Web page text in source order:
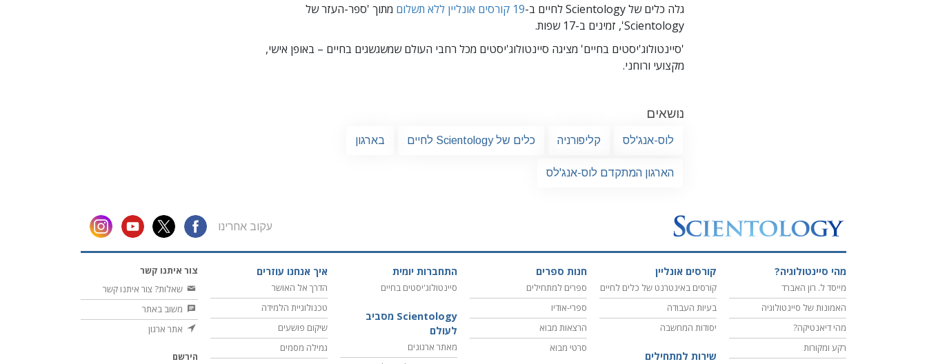
גלה כלים של Scientology לחיים ב-
19 קורסים אונליין ללא תשלום
מתוך 'ספר-העזר של
Scientology', זמינים ב-17 שפות.
'סיינטולוג'יסטים בחיים' מציגה סיינטולוג'יסטים מכל רחבי העולם שמשגשגים בחיים – באופן אישי,
מקצועי ורוחני.
נושאים
לוס-אנג'לס קליפורניה כלים של Scientology לחיים בארגון
הארגון המתקדם לוס-אנג'לס
עקוב אחרינו
מהי סיינטולוגיה?
מייסד ל. רון האברד
האמונות של סיינטולוגיה
מהי דיאנטיקה?
רקע ומקורות
קורסים אונליין
קורסים באינטרנט של כלים לחיים
בעיות העבודה
יסודות המחשבה
שירות למתחילים
חנות ספרים
ספרים למתחילים
ספרי-אודיו
הרצאות מבוא
סרטי מבוא
התחברות יומית
סיינטולוג'יסטים בחיים
Scientology מסביב
לעולם
מאתר ארגונים
איך אנחנו עוזרים
הדרך אל האושר
טכנולוגיית הלמידה
שיקום פושעים
גמילה מסמים
צור איתנו קשר
שאלות? צור איתנו קשר
משוב באתר
אתר ארגון
הירשם